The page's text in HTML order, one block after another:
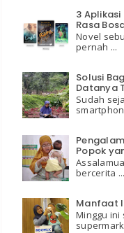
3
Rasa
Novel
pernah ...
Solusi
Datanya
Sudah
Popok
bercerita ...
Manfaat
Minggu